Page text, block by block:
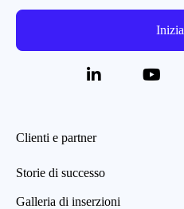
Inizia
Clienti e partner
Storie di successo
Galleria di inserzioni